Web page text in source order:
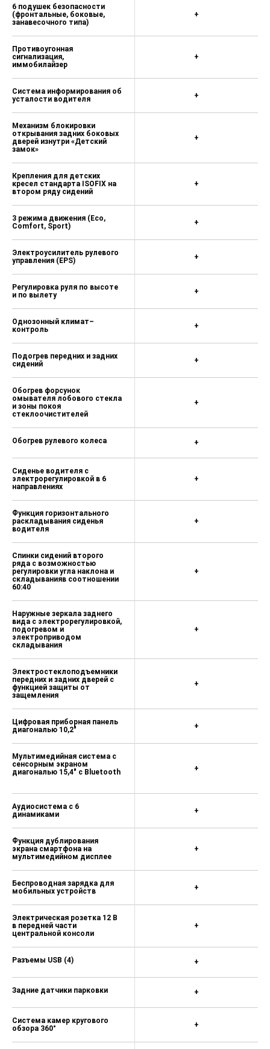
6 подушек безопасности
(фронтальные, боковые,
занавесочного типа)
Противоугонная
сигнализация,
иммобилайзер
Система информирования об
усталости водителя
Механизм блокировки
открывания задних боковых
дверей изнутри «Детский
замок»
Крепления для детских
кресел стандарта ISOFIX на
втором ряду сидений
3 режима движения (Eco,
Comfort, Sport)
Электроусилитель рулевого
управления (EPS)
Регулировка руля по высоте
и по вылету
Однозонный климат–
контроль
Подогрев передних и задних
сидений
Обогрев форсунок
омывателя лобового стекла
и зоны покоя
стеклоочистителей
Обогрев рулевого колеса
Сиденье водителя с
электрорегулировкой в 6
направлениях
Функция горизонтального
раскладывания сиденья
водителя
Спинки сидений второго
ряда с возможностью
регулировки угла наклона и
складыванияв соотношении
60:40
Наружные зеркала заднего
вида с электрорегулировкой,
подогревом и
электроприводом
складывания
Электростеклоподъемники
передних и задних дверей с
функцией защиты от
защемления
Цифровая приборная панель
диагональю 10,2"
Мультимедийная система с
сенсорным экраном
диагональю 15,4" с Bluetooth
Аудиосистема с 6
динамиками
Функция дублирования
экрана смартфона на
мультимедийном дисплее
Беспроводная зарядка для
мобильных устройств
Электрическая розетка 12 В
в передней части
центральной консоли
Разъемы USB (4)
Задние датчики парковки
Система камер кругового
обзора 360°
+
+
+
+
+
+
+
+
+
+
+
+
+
+
+
+
+
+
+
+
+
+
+
+
+
+